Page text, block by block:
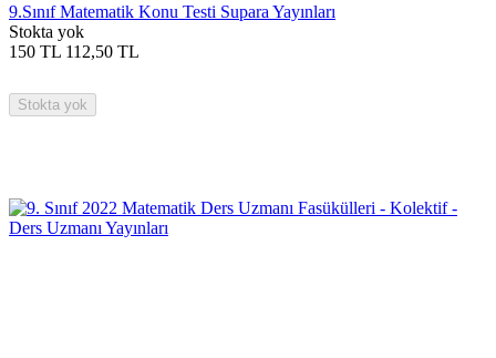
9.Sınıf Matematik Konu Testi Supara Yayınları
Stokta yok
150 TL 112,50 TL
Stokta yok